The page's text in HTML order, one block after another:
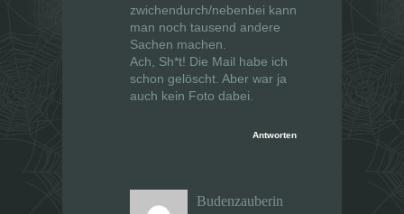
zwichendurch/nebenbei kann
man noch tausend andere
Sachen machen.
Ach, Sh*t! Die Mail habe ich
schon gelöscht. Aber war ja
auch kein Foto dabei.
Antworten
Budenzauberin